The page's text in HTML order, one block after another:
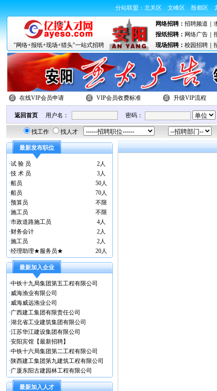
分站联盟： 北关区 文峰区 殷都区
网络招聘： 招聘频道
报纸招聘： 网络广告｜
"网络+报纸+现场+猎头"一站式招聘
现场招聘： 校园招聘｜
在线VIP会员申请 VIP会员收费标准 升级VIP流程
返回首页 用户名： 密码：
找工作 找人才
最新发布职位
·试 验 员
2人
·技 术 员
3人
·船员
50人
·船员
70人
·预算员
不限
·施工员
不限
·市政道路施工员
4人
·财务会计
2人
·施工员
2人
·经理助理★服务员★ 20人
最新加入企业
·中铁十九局集团第五工程有限公司
·威海渔业有限公司
·威海威远渔业公司
·广西建工集团有限责任公司
·湖北省工业建筑集团有限公司
·江苏华江建设集团有限公司
·安阳宾馆【最新招聘】
·中铁十六局集团第二工程有限公司
·陕西建工集团第九建筑工程有限公司
·广厦东阳古建园林工程有限公司
最新加入人才